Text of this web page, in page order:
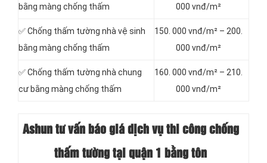
bằng màng chống thấm
000 vnđ/m²
✅ Chống thấm tường nhà vệ sinh
bằng màng chống thấm
150. 000 vnđ/m² – 200.
000 vnđ/m²
✅ Chống thấm tường nhà chung
cư bằng màng chống thấm
160. 000 vnđ/m² – 210.
000 vnđ/m²
Ashun tư vấn báogiá dịch vụ thi công chống
thấm tường tại quận 1 bằng tôn